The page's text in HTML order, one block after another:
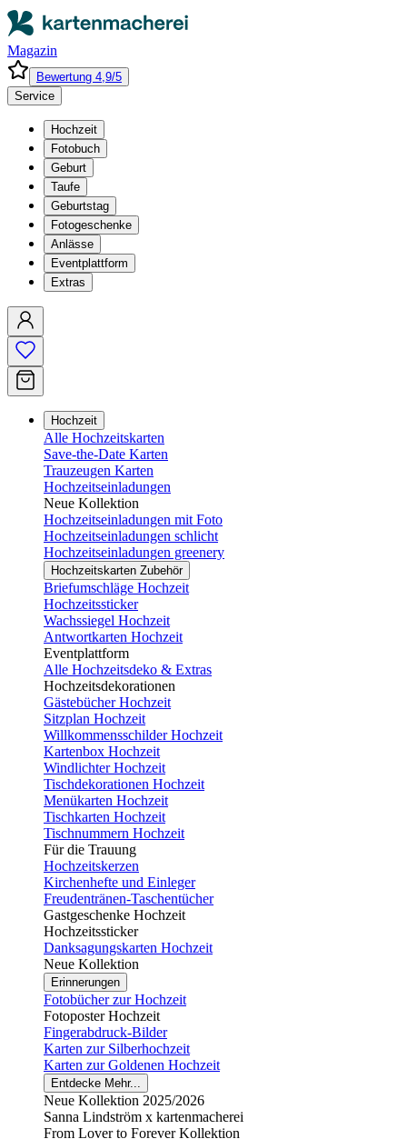
Magazin
Bewertung 4,9/5
Service
Hochzeit
Fotobuch
Geburt
Taufe
Geburtstag
Fotogeschenke
Anlässe
Eventplattform
Extras
Hochzeit
Alle Hochzeitskarten
Save-the-Date Karten
Trauzeugen Karten
Hochzeitseinladungen
Neue Kollektion
Hochzeitseinladungen mit Foto
Hochzeitseinladungen schlicht
Hochzeitseinladungen greenery
Hochzeitskarten Zubehör
Briefumschläge Hochzeit
Hochzeitssticker
Wachssiegel Hochzeit
Antwortkarten Hochzeit
Eventplattform
Alle Hochzeitsdeko & Extras
Hochzeitsdekorationen
Gästebücher Hochzeit
Sitzplan Hochzeit
Willkommensschilder Hochzeit
Kartenbox Hochzeit
Windlichter Hochzeit
Tischdekorationen Hochzeit
Menükarten Hochzeit
Tischkarten Hochzeit
Tischnummern Hochzeit
Für die Trauung
Hochzeitskerzen
Kirchenhefte und Einleger
Freudentränen-Taschentücher
Gastgeschenke Hochzeit
Hochzeitssticker
Danksagungskarten Hochzeit
Neue Kollektion
Erinnerungen
Fotobücher zur Hochzeit
Fotoposter Hochzeit
Fingerabdruck-Bilder
Karten zur Silberhochzeit
Karten zur Goldenen Hochzeit
Entdecke Mehr...
Neue Kollektion 2025/2026
Sanna Lindström x kartenmacherei
From Lover to Forever Kollektion